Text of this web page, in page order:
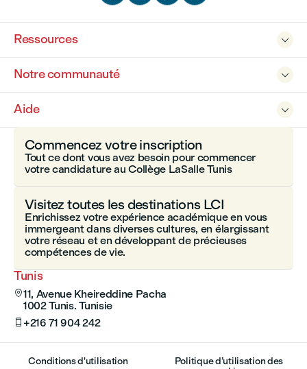

Ressources

Notre communauté

Aide
Tunis
11, Avenue Kheireddine Pacha
1002 Tunis. Tunisie
 +216 71 904 242
Commencez votre inscription
Tout ce dont vous avez besoin pour commencer
votre candidature au Collège LaSalle Tunis
Visitez toutes les destinations LCI
Enrichissez votre expérience académique en vous
immergeant dans diverses cultures, en élargissant
votre réseau et en développant de précieuses
compétences de vie.
Conditions d'utilisation
Politique d’utilisation des